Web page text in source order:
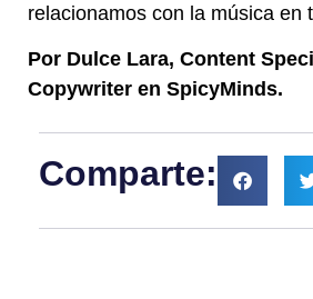
relacionamos con la música en
Por Dulce Lara, Content
Copywriter en SpicyMinds.
Comparte: